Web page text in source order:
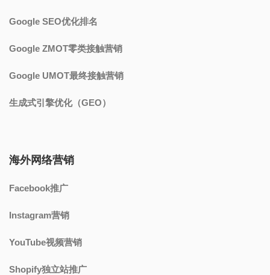
Google SEO优化排名
Google ZMOT零类接触营销
Google UMOT最终接触营销
生成式引擎优化（GEO）
海外网络营销
Facebook推广
Instagram营销
YouTube视频营销
Shopify独立站推广